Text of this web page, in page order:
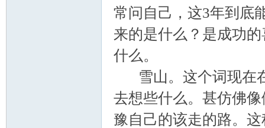
常问自己，这3年到底
来的是什么？是成功
什么。
雪山。这个词现在
去想些什么。甚仿佛
豫自己的该走的路。